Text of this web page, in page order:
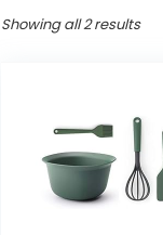
Showing all 2 results